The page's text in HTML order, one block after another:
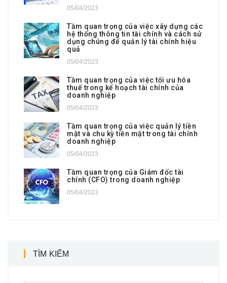
05/04/2023
Tầm quan trọng của việc xây dựng các
hệ thống thông tin tài chính và cách sử
dụng chúng để quản lý tài chính hiệu
quả
05/04/2023
Tầm quan trọng của việc tối ưu hóa
thuế trong kế hoạch tài chính của
doanh nghiệp
05/04/2023
Tầm quan trọng của việc quản lý tiền
mặt và chu kỳ tiền mặt trong tài chính
doanh nghiệp
05/04/2023
Tầm quan trọng của Giám đốc tài
chính (CFO) trong doanh nghiệp
05/04/2023
TÌM KIẾM